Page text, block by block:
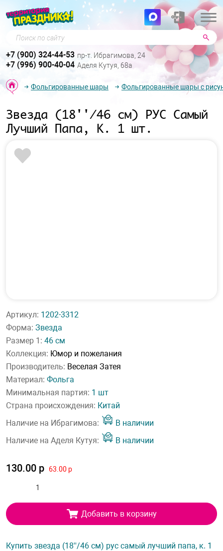
Поиск по сайту
+7 (900) 324-44-53 пр-т. Ибрагимова, 24
+7 (996) 900-40-04 Аделя Кутуя, 68а
Фольгированные шары Фольгированные шары с
Звезда (18''/46 см) РУС Самый
Лучший Папа, К. 1 шт.
Артикул: 1202-3312
Форма: Звезда
Размер 1: 46 см
Коллекция: Юмор и пожелания
Производитель: Веселая Затея
Материал: Фольга
Минимальная партия: 1 шт
Страна происхождения: Китай
Наличие на Ибрагимова:
В наличии
Наличие на Аделя Кутуя:
В наличии
130.00 р 63.00 р
Добавить в корзину
Купить звезда (18''/46 см) рус самый лучший папа, к. 1